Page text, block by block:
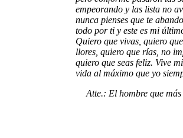
empeorando y las lista no
nunca pienses que te
todo por ti y este es mi
Quiero que vivas, quiero
llores, quiero que rías, no
quiero que seas feliz. Vive
vida al máximo que yo
Atte.: El hombre que